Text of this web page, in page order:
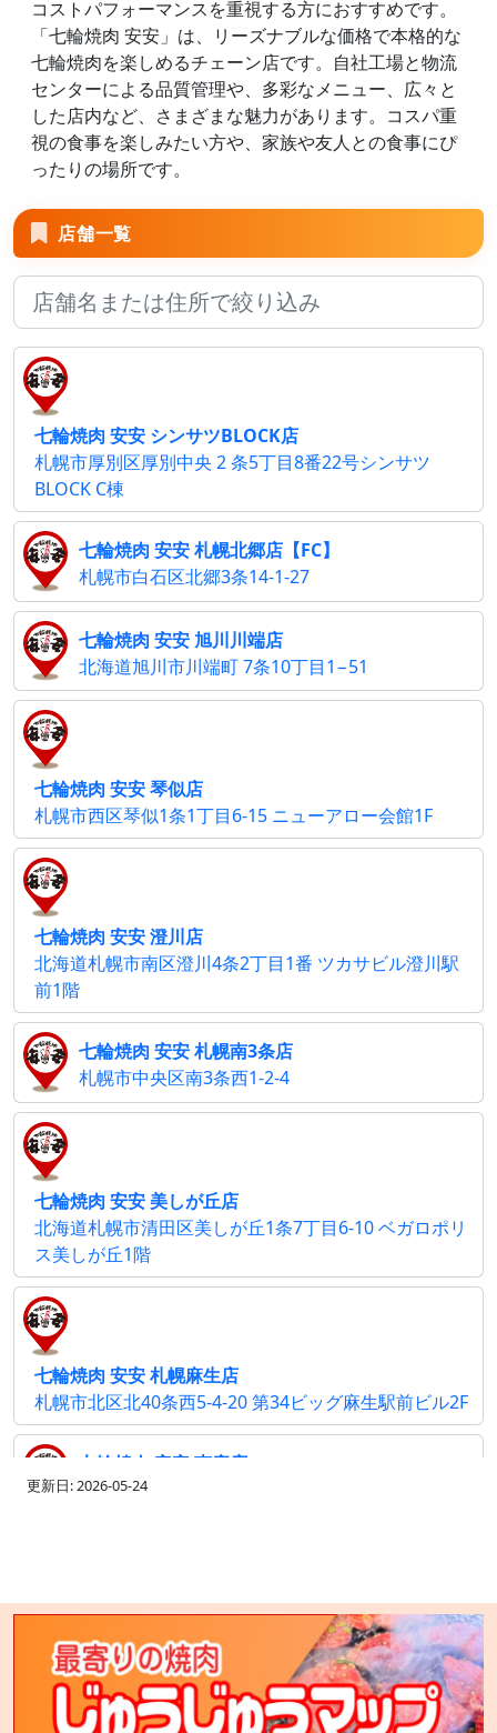
コストパフォーマンスを重視する方におすすめです。
「七輪焼肉 安安」は、リーズナブルな価格で本格的な
七輪焼肉を楽しめるチェーン店です。自社工場と物流
センターによる品質管理や、多彩なメニュー、広々と
した店内など、さまざまな魅力があります。コスパ重
視の食事を楽しみたい方や、家族や友人との食事にぴ
ったりの場所です。
店舗一覧
七輪焼肉 安安 シンサツBLOCK店
札幌市厚別区厚別中央 2 条5丁目8番22号シンサツ
BLOCK C棟
七輪焼肉 安安 札幌北郷店【FC】
札幌市白石区北郷3条14-1-27
七輪焼肉 安安 旭川川端店
北海道旭川市川端町 7条10丁目1−51
七輪焼肉 安安 琴似店
札幌市西区琴似1条1丁目6-15 ニューアロー会館1F
七輪焼肉 安安 澄川店
北海道札幌市南区澄川4条2丁目1番 ツカサビル澄川駅
前1階
七輪焼肉 安安 札幌南3条店
札幌市中央区南3条西1-2-4
七輪焼肉 安安 美しが丘店
北海道札幌市清田区美しが丘1条7丁目6-10 ベガロポリ
ス美しが丘1階
七輪焼肉 安安 札幌麻生店
札幌市北区北40条西5-4-20 第34ビッグ麻生駅前ビル2F
七輪焼肉 安安 恵庭店
北海道恵庭市和光町1-1-33
七輪焼肉 安安 大塚店
東京都豊島区北大塚2-7-11 プロスペリティ北大塚2階 ※
安安大塚店とGoogle検索すると旧大塚店が表示される
場合は その場合は「七輪焼肉安安大塚店」と検索して
頂くと正しく表示される場合がございます。
更新日: 2026-05-24